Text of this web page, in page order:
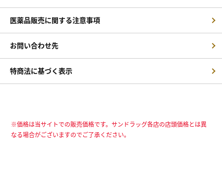
医薬品販売に関する注意事項
お問い合わせ先
特商法に基づく表示
※価格は当サイトでの販売価格です。サンドラッグ各店の店頭価格とは異
なる場合がございますのでご了承ください。